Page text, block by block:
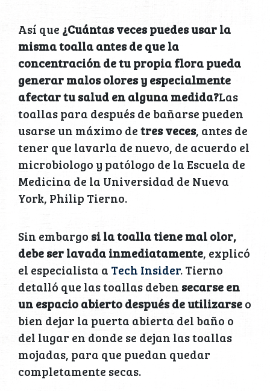
Así que ¿Cuántas veces puedes usar la
misma toalla antes de que la
concentración de tu propia flora pueda
generar malos olores y especialmente
afectar tu salud en alguna medida?Las
toallas para después de bañarse pueden
usarse un máximo detres veces, antes de
tener que lavarla de nuevo, de acuerdo el
microbiologo y patólogo de la Escuela de
Medicina de la Universidad de Nueva
York, Philip Tierno.
Sin embargo si la toalla tiene mal olor,
debe ser lavada inmediatamente, explicó
el especialista a Tech Insider. Tierno
detalló que las toallas deben secarse en
un espacio abierto después de utilizarseo
bien dejar la puerta abierta del baño o
del lugar en donde se dejan las toallas
mojadas, para que puedan quedar
completamente secas.